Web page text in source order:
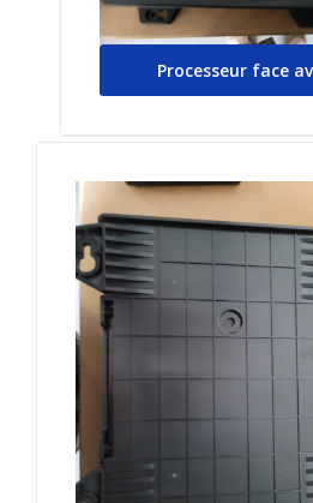
Processeur face